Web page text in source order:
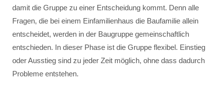
damit die Gruppe zu einer Entscheidung kommt. Denn alle
Fragen, die bei einem Einfamilienhaus die Baufamilie allein
entscheidet, werden in der Baugruppe gemeinschaftlich
entschieden. In dieser Phase ist die Gruppe flexibel. Einstieg
oder Ausstieg sind zu jeder Zeit möglich, ohne dass dadurch
Probleme entstehen.